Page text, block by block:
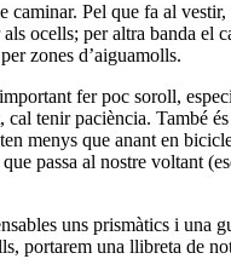
Pel que fa al vestir,
ocells; per altra banda el
zones d’aiguamolls.
fer poc soroll,
tenir paciència. També
menys que anant en
passa al nostre voltant
uns prismàtics i una
portarem una llibreta de